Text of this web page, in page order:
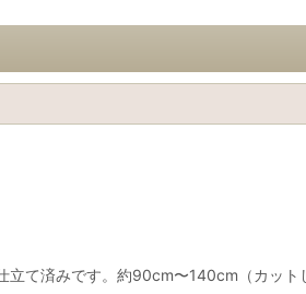
て済みです。約90cm〜140cm（カット